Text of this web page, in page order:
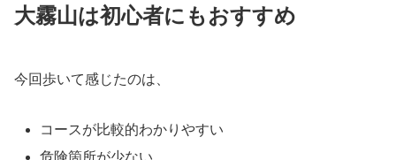
大霧山は初心者にもおすすめ
今回歩いて感じたのは、
コースが比較的わかりやすい